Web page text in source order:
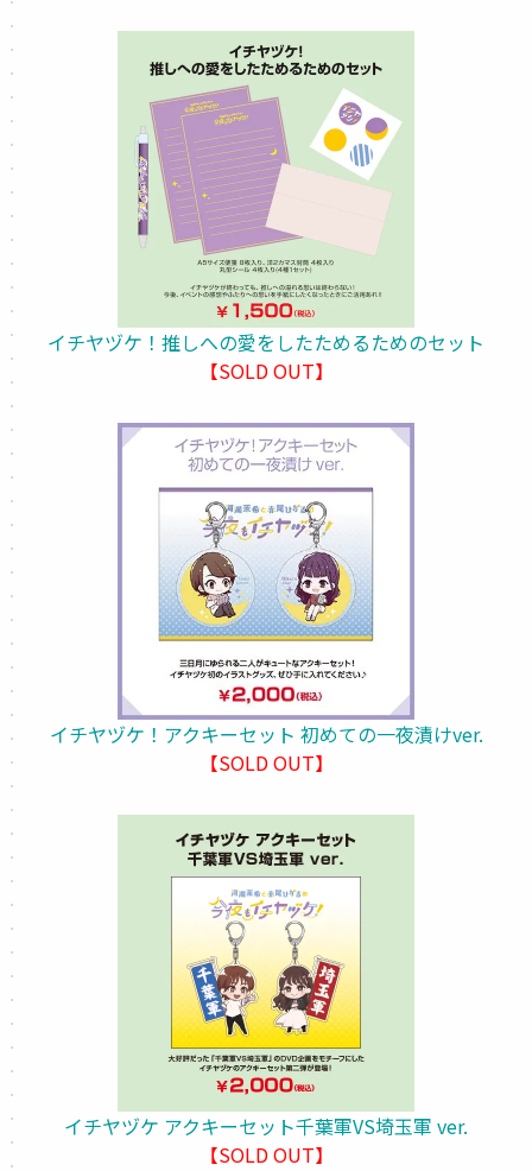
イチヤヅケ！推しへの愛をしたためるためのセット
【SOLD OUT】
イチヤヅケ！アクキーセット 初めての一夜漬けver.
【SOLD OUT】
イチヤヅケ アクキーセット千葉軍VS埼玉軍 ver.
【SOLD OUT】